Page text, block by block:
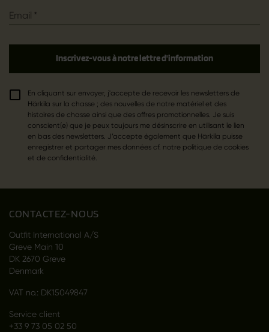
Email *
En cliquant sur envoyer, j'accepte de recevoir les newsletters de
Härkila sur la chasse ; des nouvelles de notre matériel et des
histoires de chasse ainsi que des offres promotionnelles. Je suis
conscient(e) que je peux toujours me désinscrire en utilisant le lien
en bas des newsletters. J’accepte également que Härkila puisse
enregistrer et partager mes données cf. notre politique de cookies
et de confidentialité.
Inscrivez-vous à notre lettre d'information
CONTACTEZ-NOUS
Outfit International A/S
Greve Main 10
DK 2670 Greve
Denmark
VAT no.: DK15049847
Service client
+33 9 73 05 02 50